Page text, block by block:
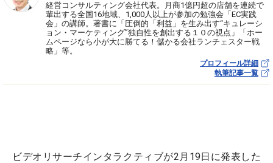
経営コンサルティング会社代表。月商1億円超の店舗を連続で
輩出する全国16地域、1,000人以上が参加の勉強会「EC実践
会」の講師。著書に「圧倒的「利益」を生み出す“キュレーシ
ョン・マーケティング”独自性を創出する１０の視点」「ホー
ムページなら小が大に勝てる！儲かる会社ランチェスター戦
略」等。
プロフィール詳細
執筆記事一覧
ビデオリサーチインタラクティブが2月19日に発表した